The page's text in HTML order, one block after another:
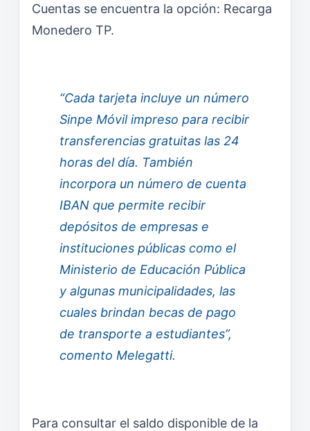
Cuentas se encuentra la opción: Recarga
Monedero TP.
“Cada tarjeta incluye un número
Sinpe Móvil impreso para recibir
transferencias gratuitas las 24
horas del día. También
incorpora un número de cuenta
IBAN que permite recibir
depósitos de empresas e
instituciones públicas como el
Ministerio de Educación Pública
y algunas municipalidades, las
cuales brindan becas de pago
de transporte a estudiantes”,
comento Melegatti.
Para consultar el saldo disponible de la